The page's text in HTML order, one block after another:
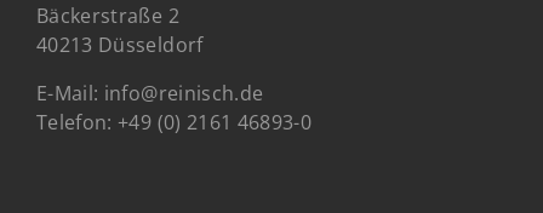
Bäckerstraße 2
40213 Düsseldorf
E-Mail: info@reinisch.de
Telefon: +49 (0) 2161 46893-0